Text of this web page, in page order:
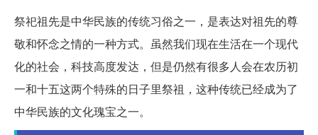
祭祀祖先是中华民族的传统习俗之一，是表达对祖先的尊
敬和怀念之情的一种方式。虽然我们现在生活在一个现代
化的社会，科技高度发达，但是仍然有很多人会在农历初
一和十五这两个特殊的日子里祭祖，这种传统已经成为了
中华民族的文化瑰宝之一。